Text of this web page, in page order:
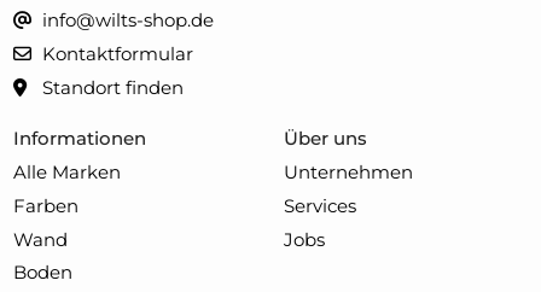
Informationen
Alle Marken
Farben
Wand
Boden
Über uns
Unternehmen
Services
Jobs
info@wilts-shop.de
Kontaktformular
Standort finden